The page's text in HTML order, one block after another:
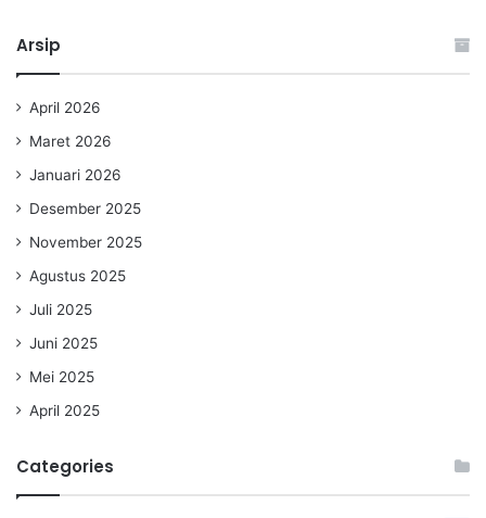
Arsip
April 2026
Maret 2026
Januari 2026
Desember 2025
November 2025
Agustus 2025
Juli 2025
Juni 2025
Mei 2025
April 2025
Categories